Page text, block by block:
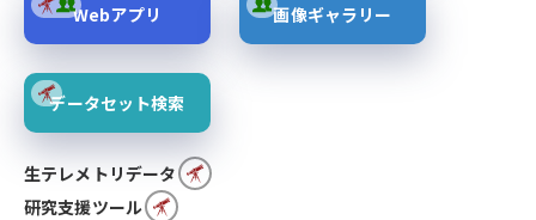
Webアプリ 画像ギャラリー
データセット検索
生テレメトリデータ
研究支援ツール